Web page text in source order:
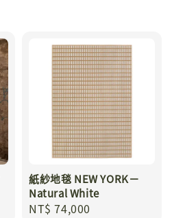
紙紗地毯 NEW YORK－
Natural White
Regular
NT$ 74,000